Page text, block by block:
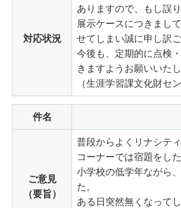
対応状況
ありますので、もし誤
展示ケースにつきまし
せてしまい誠に申し訳
今後も、定期的に点検
きますようお願いいたし
（生涯学習課文化財セン
件名
ご意見
（要旨）
普段からよくリナシテ
コーナーでは宿題をし
小学校の低学年ながら
た。
ある日突然無くなって